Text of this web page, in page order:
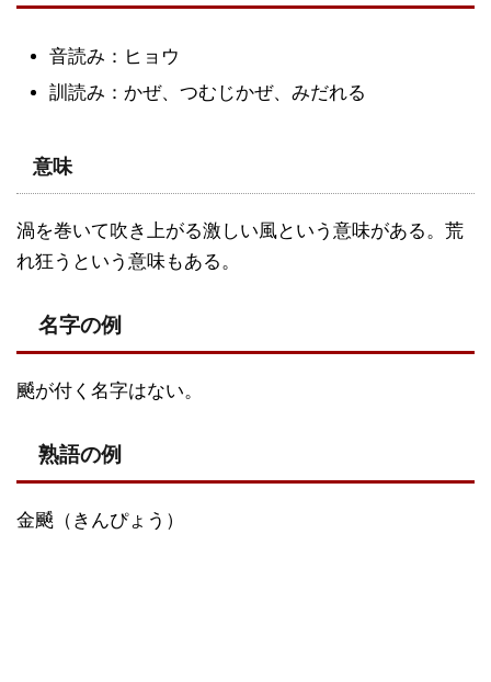
音読み：ヒョウ
訓読み：かぜ、つむじかぜ、みだれる
意味
渦を巻いて吹き上がる激しい風という意味がある。荒
れ狂うという意味もある。
名字の例
飇が付く名字はない。
熟語の例
金飇（きんぴょう）